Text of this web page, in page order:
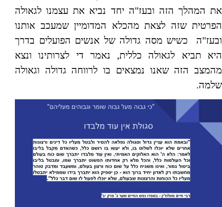
את המהלך הזה ובעז"ה יחד נביא את עצמנו לגאולה
הפרטית שזה לצאת מהכלא המדומיין שמעכב אותנו
ובעז"ה כשיש מסה גדולה של אנשים הפועלים בדרך
היא תביא לגאולה כללית, נאמר די לצרותינו ונצא
מהמצב הזה שאנו נמצאים בו לרווחה גדולה וגאולה
שלמה.